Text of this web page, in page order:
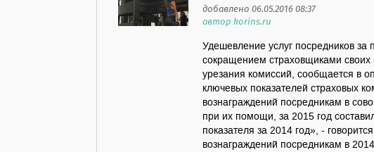
добавлено 06.05.2016 08:37
автор korins.ru
Удешевление услуг посредников за
сокращением страховщиками своих
урезания комиссий, сообщается в
ключевых показателей страховых
вознаграждений посредникам в
при их помощи, за 2015 год
показателя за 2014 год», -
вознаграждений посредникам в